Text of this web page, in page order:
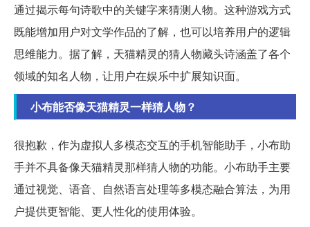
通过揭示每句诗歌中的关键字来猜测人物。这种游戏方式
既能增加用户对文学作品的了解，也可以培养用户的逻辑
思维能力。据了解，天猫精灵的猜人物藏头诗涵盖了各个
领域的知名人物，让用户在娱乐中扩展知识面。
小布能否像天猫精灵一样猜人物？
很抱歉，作为虚拟人多模态交互的手机智能助手，小布助
手并不具备像天猫精灵那样猜人物的功能。小布助手主要
通过视觉、语音、自然语言处理等多模态融合算法，为用
户提供更智能、更人性化的使用体验。